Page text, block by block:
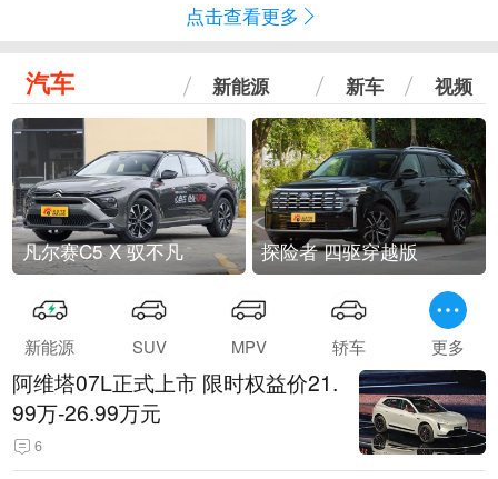
点击查看更多
汽车 新能源 新车 视频
凡尔赛C5 X 驭不凡 探险者 四驱穿越版
新能源 SUV MPV 轿车 更多
阿维塔07L正式上市 限时权益价21.
99万-26.99万元
6